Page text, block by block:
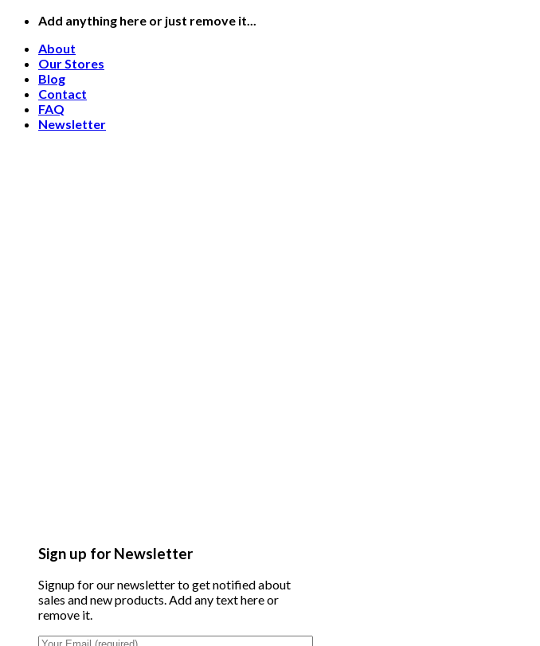
Skip
content
Add anything here or just remove it...
About
Our Stores
Blog
Contact
FAQ
Newsletter
Sign up for Newsletter
Signup for our newsletter to get notified about
sales and new products. Add any text here or
remove it.